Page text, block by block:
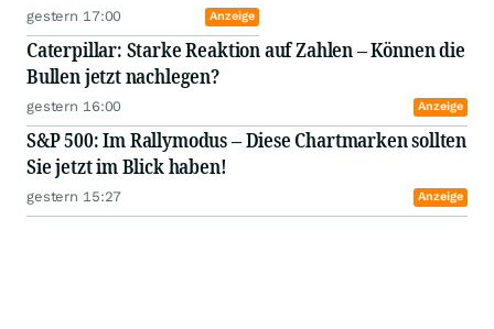
gestern 17:00 Anzeige
Caterpillar: Starke Reaktion auf Zahlen – Können die
Bullen jetzt nachlegen?
gestern 16:00 Anzeige
S&P 500: Im Rallymodus – Diese Chartmarken sollten
Sie jetzt im Blick haben!
gestern 15:27 Anzeige